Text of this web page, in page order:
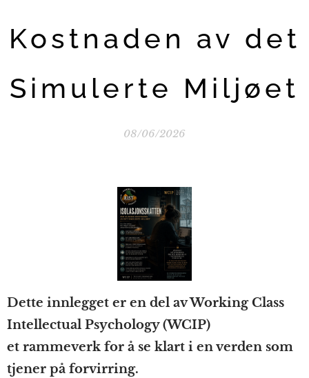
Kostnaden av det
Simulerte Miljøet
08/06/2026
Dette innlegget er en del av Working Class
Intellectual Psychology (WCIP)
et rammeverk for å se klart i en verden som
tjener på forvirring.